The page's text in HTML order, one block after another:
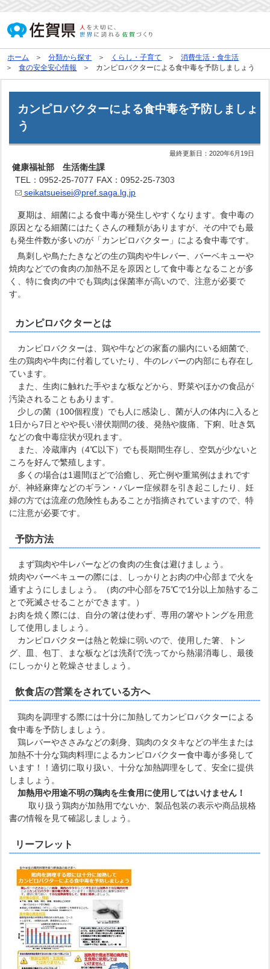
ホーム 分類から探す くらし・子育て
消費生活・食生活
食の安全安心情報
カンピロバクターによる食中毒を予防しましょう
カンピロバクターによる食中毒を予防しましょ
う
最終更新日：2020年6月19日
健康福祉部 生活衛生課
TEL：0952-25-7077 FAX：0952-25-7303
seikatsueisei@pref.saga.lg.jp
夏期は、細菌による食中毒が発生しやすくなります。食中毒の
原因となる細菌にはたくさんの種類がありますが、その中でも最
も発生件数が多いのが「カンピロバクター」による食中毒です。
鳥刺しや鳥たたきなどの生の鶏肉や牛レバー、バーベキューや
焼肉などでの食肉の加熱不足を原因として食中毒となることが多
く、特に食肉の中でも鶏肉は保菌率が高いので、注意が必要で
す。
カンピロバクターとは
カンピロバクターは、鶏や牛などの家畜の腸内にいる細菌で、
生の鶏肉や牛肉に付着していたり、牛のレバーの内部にも存在し
ています。
また、生肉に触れた手やまな板などから、野菜やほかの食品が
汚染されることもあります。
少しの菌（100個程度）でも人に感染し、菌が人の体内に入ると
1日から7日とやや長い潜伏期間の後、発熱や腹痛、下痢、吐き気
などの食中毒症状が現れます。
また、冷蔵庫内（4℃以下）でも長期間生存し、空気が少ないと
ころを好んで繁殖します。
多くの場合は1週間ほどで治癒し、死亡例や重篤例はまれです
が、神経麻痺などのギラン・バレー症候群を引き起こしたり、妊
婦の方では流産の危険性もあることが指摘されていますので、特
に注意が必要です。
予防方法
まず鶏肉や牛レバーなどの食肉の生食は避けましょう。
焼肉やバーベキューの際には、しっかりとお肉の中心部まで火を
通すようにしましょう。（肉の中心部を75℃で1分以上加熱するこ
とで死滅させることができます。）
お肉を焼く際には、自分の箸は使わず、専用の箸やトングを用意
して使用しましょう。
カンピロバクターは熱と乾燥に弱いので、使用した箸、トン
グ、皿、包丁、まな板などは洗剤で洗ってから熱湯消毒し、最後
にしっかりと乾燥させましょう。
飲食店の営業をされている方へ
鶏肉を調理する際には十分に加熱してカンピロバクターによる
食中毒を予防しましょう。
鶏レバーやささみなどの刺身、鶏肉のタタキなどの半生または
加熱不十分な鶏肉料理によるカンピロバクター食中毒が多発して
います！！適切に取り扱い、十分な加熱調理をして、安全に提供
しましょう。
加熱用や用途不明の鶏肉を生食用に使用してはいけません！
取り扱う鶏肉が加熱用でないか、製品包装の表示や商品規格
書の情報を見て確認しましょう。
リーフレット